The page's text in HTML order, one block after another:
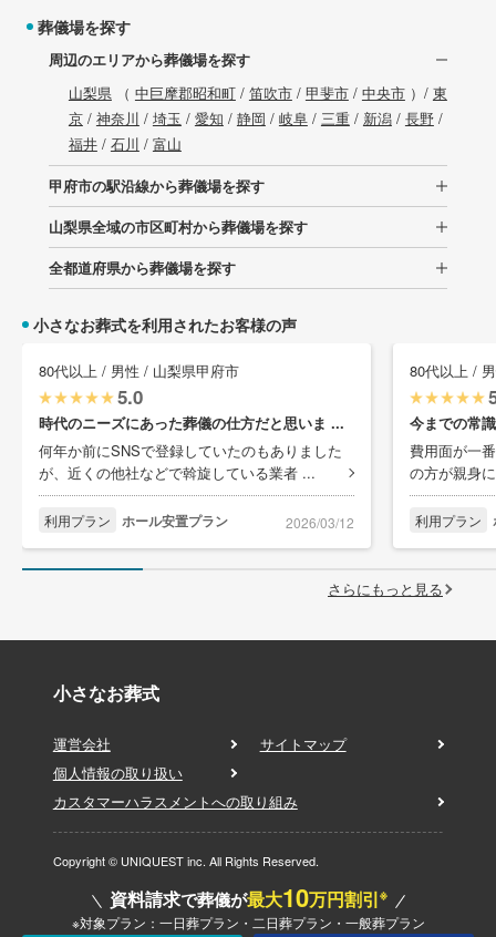
葬儀場を探す
周辺のエリアから葬儀場を探す
山梨県（ 中巨摩郡昭和町/ 笛吹市/ 甲斐市/ 中央市）/ 東
京/ 神奈川 / 埼玉 / 愛知 / 静岡 / 岐阜/ 三重/ 新潟/ 長野/
福井/ 石川 / 富山
甲府市の駅沿線から葬儀場を探す
山梨県全域の市区町村から葬儀場を探す
全都道府県から葬儀場を探す
小さなお葬式を利用されたお客様の声
80代以上 / 男性 / 山梨県甲府市
5.0
時代のニーズにあった葬儀の仕方だと思いま ...
何年か前にSNSで登録していたのもありました
が、近くの他社などで斡旋している業者 ...
利用プラン ホール安置プラン 2026/03/12
80代以上 /
今までの常
費用面が一
の方が親身
利用プラン
さらにもっと見る
小さなお葬式
運営会社
サイトマップ
個人情報の取り扱い
カスタマーハラスメントへの取り組み
Copyright © UNIQUEST inc. All Rights Reserved.
資料請求で葬儀が最大10万円割引※
※対象プラン：一日葬プラン・二日葬プラン・一般葬プラン